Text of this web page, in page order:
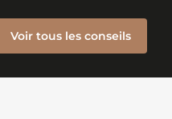
Voir tous les conseils